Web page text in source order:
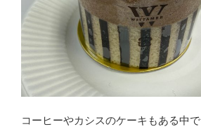
コーヒーやカシスのケーキもある中で